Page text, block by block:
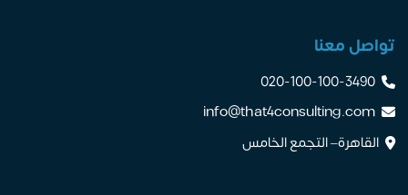
تواصل معنا
020-100-100-3490
info@that4consulting.com
القاهرة– التجمع الخامس